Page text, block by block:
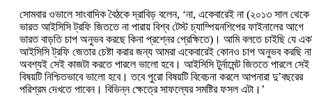
সোমবার ওভালে সাংবাদিক বৈঠকে দ্রাবিড় বলেন, ‘না, একেবারেই না (২০১৩ সাল থেকে
ভারত আইসিসি ট্রফি জিততে না পারায় বিশ্ব টেস্ট চ্যাম্পিয়নশিপের ফাইনালের আগে
ভারত বাড়তি চাপ অনুভব করছে কিনা প্রশ্নের প্রেক্ষিতে)। আমি বলতে চাইছি যে
আইসিসি ট্রফি জেতার চেষ্টা করার জন্য আমরা একেবারেই কোনও চাপ অনুভব করছি
অবশ্যই সেই কাজটা করতে পারলে ভালো হবে। আইসিসি টুর্নামেন্ট জিততে পারলে সেই
বিষয়টি নিশ্চিতভাবে ভালো হবে। তবে পুরো বিষয়টি বিবেচনা করলে আপনারা দু’বছরের
পরিশ্রম দেখতে পাবেন। বিভিন্ন ক্ষেত্রে সাফল্যের সমষ্টির ফসল এটা।’